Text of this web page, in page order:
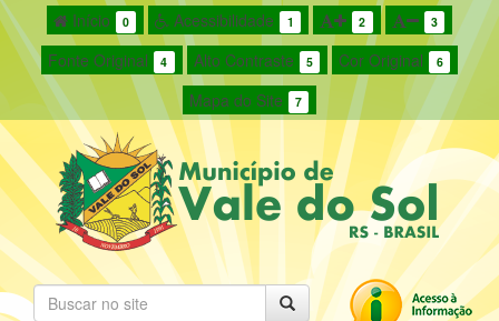
Início 0 Acessibilidade 1 2 3
Fonte Original 4 Alto Contraste 5 Cor Original 6
Mapa do Site 7